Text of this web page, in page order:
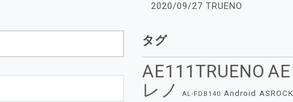
2020/09/27 TRUENO
タグ
AE111TRUENO
レノ
AL-FDB140 Android ASROCK